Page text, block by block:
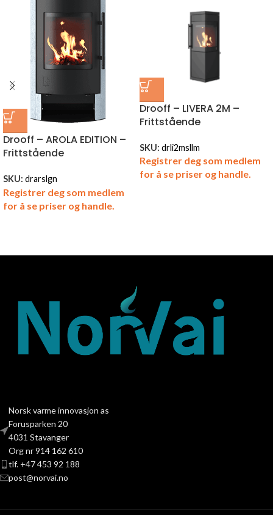
Drooff – AROLA EDITION –
Frittstående
SKU: drarslgn
Registrer deg som medlem
for å se priser og handle.
Drooff – LIVERA 2M –
Frittstående
SKU: drli2msllm
Registrer deg som medlem
for å se priser og handle.
Norsk varme innovasjon as
Forusparken 20
4031 Stavanger
Org nr 914 162 610
tlf. +47 453 92 188
post@norvai.no